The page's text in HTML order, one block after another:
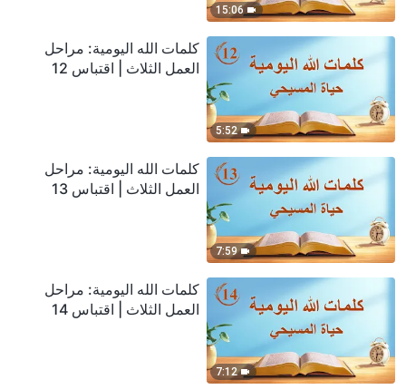
15:06
5:52
كلمات الله اليومية: مراحل
العمل الثلاث | اقتباس 12
7:59
كلمات الله اليومية: مراحل
العمل الثلاث | اقتباس 13
7:12
كلمات الله اليومية: مراحل
العمل الثلاث | اقتباس 14